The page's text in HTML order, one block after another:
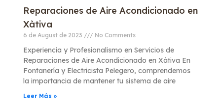
Reparaciones de Aire Acondicionado en
Xàtiva
6 de August de 2023 No Comments
Experiencia y Profesionalismo en Servicios de
Reparaciones de Aire Acondicionado en Xàtiva En
Fontanería y Electricista Pelegero, comprendemos
la importancia de mantener tu sistema de aire
Leer Más »